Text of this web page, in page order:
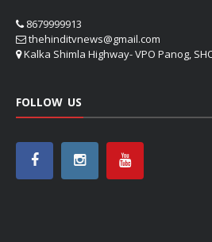
8679999913
thehinditvnews@gmail.com
Kalka Shimla Highway- VPO Panog,
FOLLOW US